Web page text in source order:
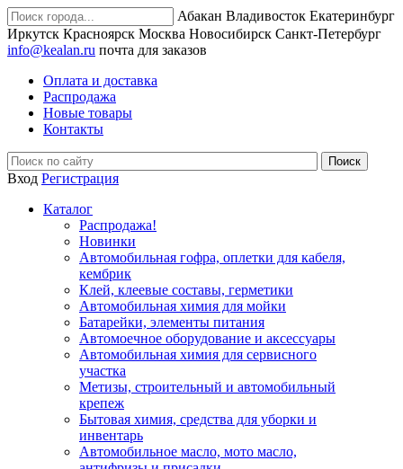
Абакан Владивосток Екатеринбург
Иркутск Красноярск Москва Новосибирск Санкт-Петербург
info@kealan.ru почта для заказов
Оплата и доставка
Распродажа
Новые товары
Контакты
Вход Регистрация
Каталог
Распродажа!
Новинки
Автомобильная гофра, оплетки для кабеля,
кембрик
Клей, клеевые составы, герметики
Автомобильная химия для мойки
Батарейки, элементы питания
Автомоечное оборудование и аксессуары
Автомобильная химия для сервисного
участка
Метизы, строительный и автомобильный
крепеж
Бытовая химия, средства для уборки и
инвентарь
Автомобильное масло, мото масло,